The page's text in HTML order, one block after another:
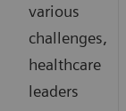
various
challenges,
healthcare
leaders